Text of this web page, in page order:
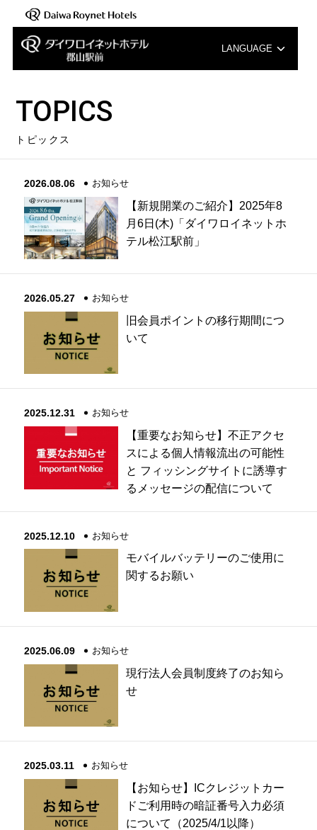
LANGUAGE
TOPICS
トピックス
2026.08.06 お知らせ
【新規開業のご紹介】2025年8
月6日(木)「ダイワロイネットホ
テル松江駅前」
2026.05.27 お知らせ
旧会員ポイントの移行期間につ
いて
2025.12.31 お知らせ
【重要なお知らせ】不正アクセ
スによる個人情報流出の可能性
と フィッシングサイトに誘導す
るメッセージの配信について
2025.12.10 お知らせ
モバイルバッテリーのご使用に
関するお願い
2025.06.09 お知らせ
現行法人会員制度終了のお知ら
せ
2025.03.11 お知らせ
【お知らせ】ICクレジットカー
ドご利用時の暗証番号入力必須
について（2025/4/1以降）